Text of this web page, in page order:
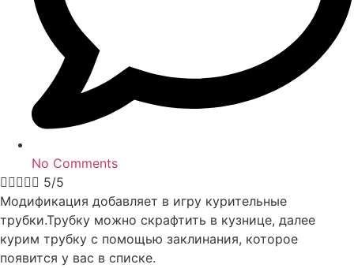
No Comments
 5/5
Модификация добавляет в игру курительные
трубки.Трубку можно скрафтить в кузнице, далее
курим трубку с помощью заклинания, которое
появится у вас в списке.